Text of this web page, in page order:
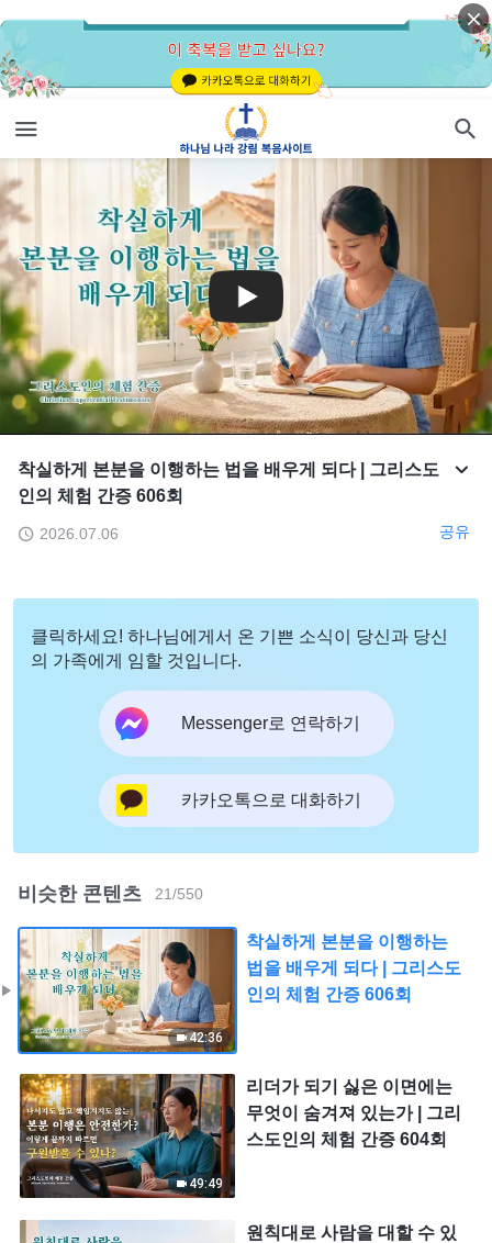
착실하게 본분을 이행하는 법을 배우게 되다 | 그리스도
인의 체험 간증 606회
2026.07.06 공유
클릭하세요! 하나님에게서 온 기쁜 소식이 당신과 당신
의 가족에게 임할 것입니다.
Messenger로 연락하기
카카오톡으로 대화하기
비슷한 콘텐츠 21/550
42:36
착실하게 본분을 이행하는
법을 배우게 되다 | 그리스도
인의 체험 간증 606회
49:49
리더가 되기 싫은 이면에는
무엇이 숨겨져 있는가 | 그리
스도인의 체험 간증 604회
원칙대로 사람을 대할 수 있